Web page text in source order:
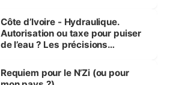
Côte d’Ivoire - Hydraulique.
Autorisation ou taxe pour puiser
de l’eau ? Les précisions
Requiem pour le N’Zi (ou pour